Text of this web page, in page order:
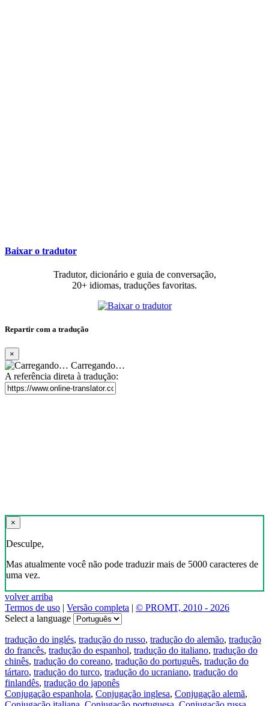
Baixar o tradutor
Tradutor, dicionário e guia de conversação,
20+ idiomas, traduções favoritas.
Repartir com a tradução
×
Carregando…
A referência direta à tradução:
×
Desculpe,
Mas atualmente você não pode traduzir mais de 5000 caracteres de
uma vez.
volver arriba
Termos de uso | Versão completa | © PROMT, 2010 - 2026
Select a language
tradução do inglés, tradução do russo, tradução do alemão, tradução
do francês, tradução do espanhol, tradução do italiano, tradução do
chinês, tradução do coreano, tradução do português, tradução do
tártaro, tradução do turco, tradução do ucraniano, tradução do
finlandês, tradução do japonês
Conjugação espanhola, Conjugação inglesa, Conjugação alemã,